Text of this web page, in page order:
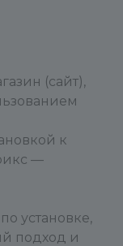
(сайт),
к
—
установке,
подход и